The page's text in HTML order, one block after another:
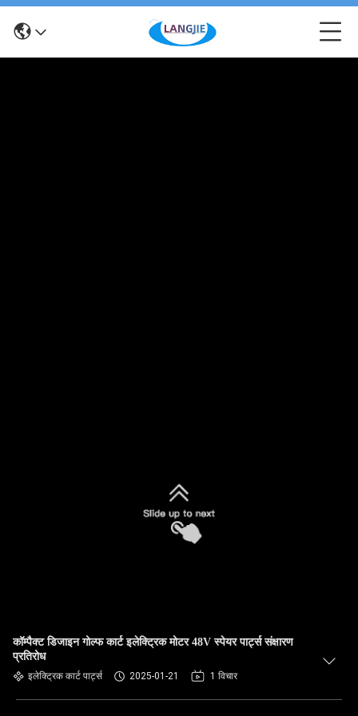
कॉम्पैक्ट डिजाइन गोल्फ कार्ट इलेक्ट्रिक मोटर 48V स्पेयर पार्ट्स संक्षारण
प्रतिरोध
इलेक्ट्रिक कार्ट पार्ट्स 2025-01-21 1 विचार